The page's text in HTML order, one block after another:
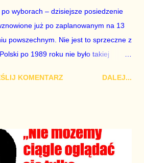
wyborach – dzisiejsze posiedzenie
już po zaplanowanym na 13
powszechnym. Nie jest to sprzeczne z
po 1989 roku nie było takiej
następnej była wyraźna granica.
rozpadają się. Nie ma więc żadnego
obyczaj i tworzyć zły standard.
KOMENTARZ DALEJ...